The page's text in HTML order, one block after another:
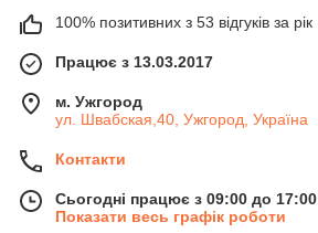
100% позитивних з 53 відгуків за рік
Працює з 13.03.2017
м. Ужгород
ул. Швабская,40, Ужгород, Україна
Контакти
Сьогодні працює з 09:00 до 17:00
Показати весь графік роботи